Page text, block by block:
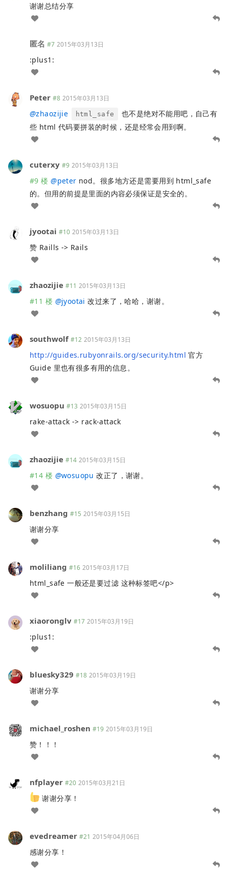
谢谢总结分享
匿名 #7 2015年03月13日
:plus1:
Peter #8 2015年03月13日
@zhaozijie html_safe
也不是绝对不能用吧，自己有
些 html 代码要拼装的时候，还是经常会用到啊。
cuterxy #9 2015年03月13日
#9 楼 @peter nod。很多地方还是需要用到 html_safe
的。但用的前提是里面的内容必须保证是安全的。
jyootai #10 2015年03月13日
赞 Raills -> Rails
zhaozijie #11 2015年03月13日
#11 楼 @jyootai 改过来了，哈哈，谢谢。
southwolf #12 2015年03月13日
http://guides.rubyonrails.org/security.html 官方
Guide 里也有很多有用的信息。
wosuopu #13 2015年03月15日
rake-attack -> rack-attack
zhaozijie #14 2015年03月15日
#14 楼 @wosuopu 改正了，谢谢。
benzhang #15 2015年03月15日
谢谢分享
moliliang #16 2015年03月17日
html_safe 一般还是要过滤 这种标签吧</p>
xiaoronglv #17 2015年03月19日
:plus1:
bluesky329 #18 2015年03月19日
谢谢分享
michael_roshen #19 2015年03月19日
赞！！！
nfplayer #20 2015年03月21日
谢谢分享！
evedreamer #21 2015年04月06日
感谢分享！